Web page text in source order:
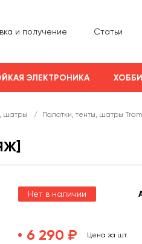
и получение Статьи
ЭЛЕКТРОНИКА
шатры / Палатки, тенты, шатры
Нет в наличии
6 290 ₽ Цена за шт.